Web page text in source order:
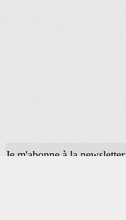
Je m'abonne à la newsletter